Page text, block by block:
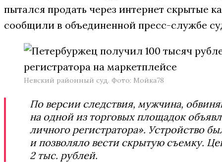
пытался продать через интернет скрытые
сообщили в объединенной пресс-службе
Невский районный суд. Фото: Мойка78
По версии следствия, мужчина,
на одной из торговых площадок
личного регистратора». Устройство
и позволяло вести скрытую съемку.
2 тыс. рублей.